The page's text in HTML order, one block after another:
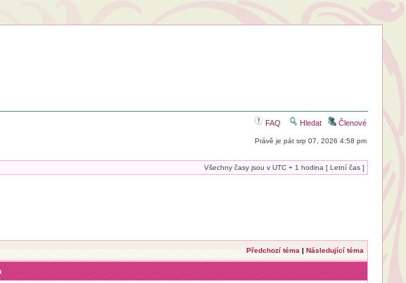
FAQ Hledat Členové
Právě je pát srp 07, 2026 4:58 pm
Všechny časy jsou v UTC + 1 hodina [ Letní čas ]
Předchozí téma | Následující téma